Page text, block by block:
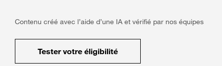
Contenu créé avec l’aide d’une IA et vérifié par nos équipes
Tester votre éligibilité